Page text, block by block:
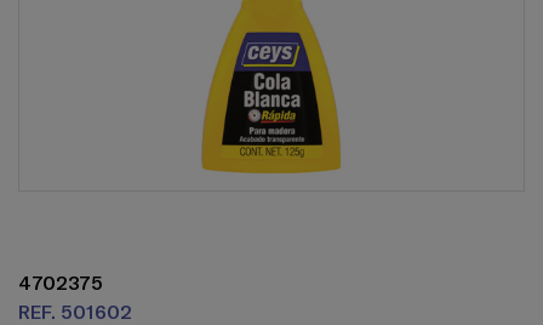
4702375
REF. 501602